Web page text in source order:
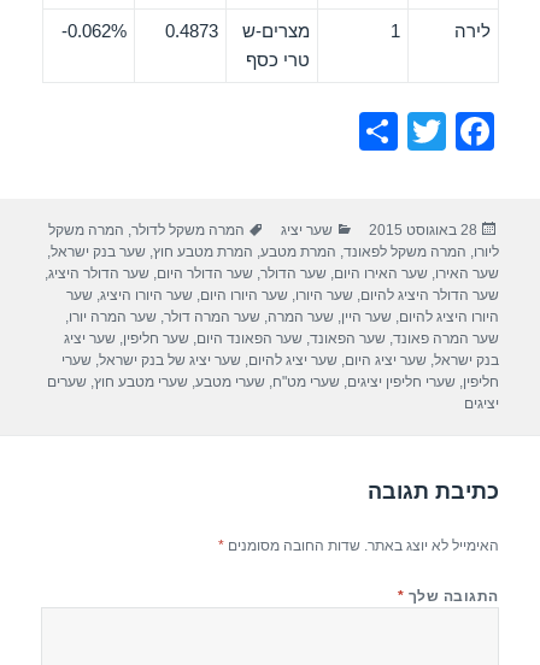
לירה 1
מצרים-ש
טרי כסף
0.4873
0.062%-
F
e
b
o
o
k
T
er
e
פורסם
בתאריך
28 באוגוסט 2015 קטגוריות
שער יציג תגיות
המרה משקל לדולר, המרה משקל
ליורו, המרה משקל לפאונד, המרת מטבע, המרת מטבע חוץ,שער בנק ישראל,
שער האירו,שער האירו היום,שער הדולר,שער הדולר היום,שער הדולר היציג,
שער הדולר היציג להיום,שער היורו,שער היורו היום,שער היורו היציג,שער
היורו היציג להיום,שער היין,שער המרה,שער המרה דולר,שער המרה יורו,
שער המרה פאונד,שער הפאונד,שער הפאונד היום,שער חליפין,שער יציג
בנק ישראל,שער יציג היום,שער יציג להיום,שער יציג של בנק ישראל,שערי
חליפין,שערי חליפין יציגים,שערי מט"ח,שערי מטבע,שערי מטבע חוץ,שערים
יציגים
כתיבת תגובה
האימייל לא יוצג באתר. שדות החובה מסומנים*
התגובה שלך *